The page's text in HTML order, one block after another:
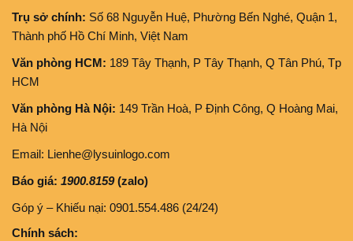
Trụ sở chính: Số 68 Nguyễn Huệ, Phường Bến Nghé, Quận 1,
Thành phố Hồ Chí Minh, Việt Nam
Văn phòng HCM: 189 Tây Thạnh, P Tây Thạnh, Q Tân Phú, Tp
HCM
Văn phòng Hà Nội: 149 Trần Hoà, P Định Công, Q Hoàng Mai,
Hà Nội
Email: Lienhe@lysuinlogo.com
Báo giá: 1900.8159(zalo)
Góp ý – Khiếu nại: 0901.554.486 (24/24)
Chính sách: